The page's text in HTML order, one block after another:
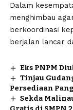
Dalam
menghimbau
berkoordinasi
berjalan lancar
Eks PNPM
Tinjau
Persediaan
Sekda